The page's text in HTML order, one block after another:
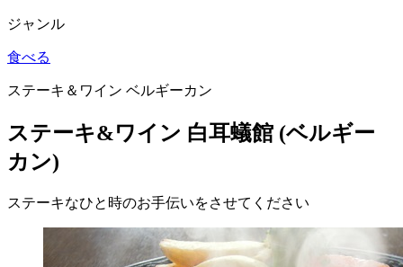
ジャンル
食べる
ステーキ＆ワイン ベルギーカン
ステーキ&ワイン 白耳蟻館 (ベルギー
カン)
ステーキなひと時のお手伝いをさせてください